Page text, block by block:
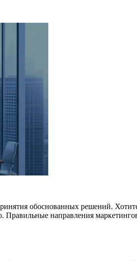
обоснованных решений.
Правильные направления